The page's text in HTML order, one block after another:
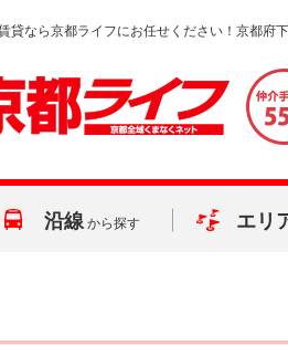
貸なら京都ライフにお任せください！京都府
沿線 から探す エリ